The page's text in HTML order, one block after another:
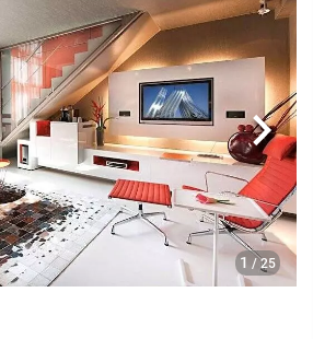
1 / 25